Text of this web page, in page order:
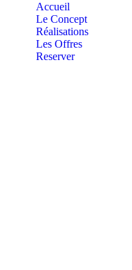
Accueil
Le Concept
Réalisations
Les Offres
Reserver